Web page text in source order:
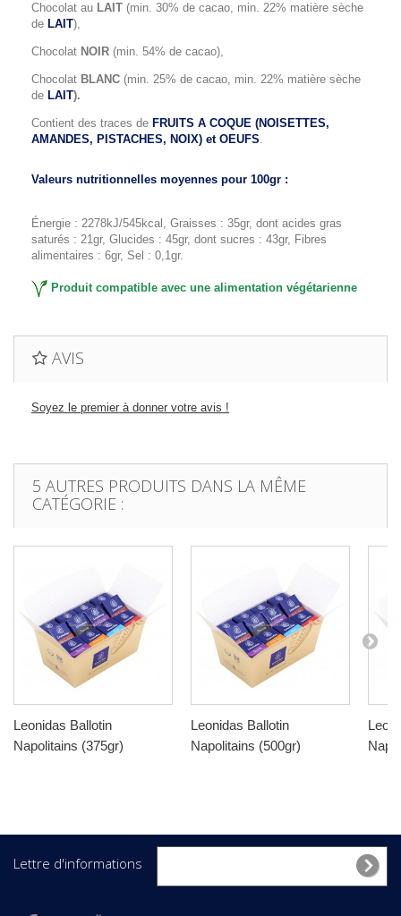
Chocolat au LAIT (min. 30% de cacao, min. 22% matière sèche
de LAIT),
Chocolat NOIR (min. 54% de cacao),
Chocolat BLANC (min. 25% de cacao, min. 22% matière sèche
de LAIT).
Contient des traces de FRUITS A COQUE (NOISETTES,
AMANDES, PISTACHES, NOIX) et OEUFS.
Valeurs nutritionnelles moyennes pour 100gr :
Énergie : 2278kJ/545kcal, Graisses : 35gr, dont acides gras
saturés : 21gr, Glucides : 45gr, dont sucres : 43gr, Fibres
alimentaires : 6gr, Sel : 0,1gr.
Produit compatible avec une alimentation végétarienne
AVIS
Soyez le premier à donner votre avis !
5 AUTRES PRODUITS DANS LA MÊME
CATÉGORIE :
Leonidas Ballotin
Napolitains (375gr)
Leonidas Ballotin
Napolitains (500gr)
Lettre d'informations